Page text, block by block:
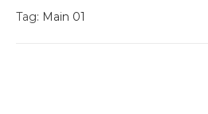
Tag: Main 01